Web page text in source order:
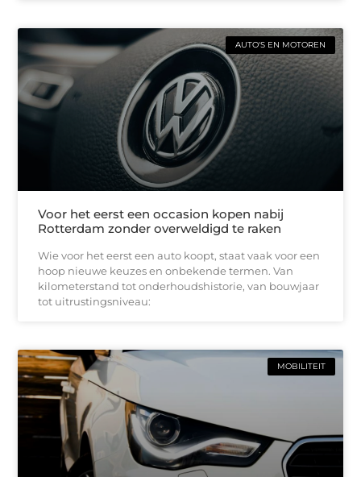
AUTO'S EN MOTOREN
Voor het eerst een occasion kopen nabij
Rotterdam zonder overweldigd te raken
Wie voor het eerst een auto koopt, staat vaak voor een
hoop nieuwe keuzes en onbekende termen. Van
kilometerstand tot onderhoudshistorie, van bouwjaar
tot uitrustingsniveau:
MOBILITEIT